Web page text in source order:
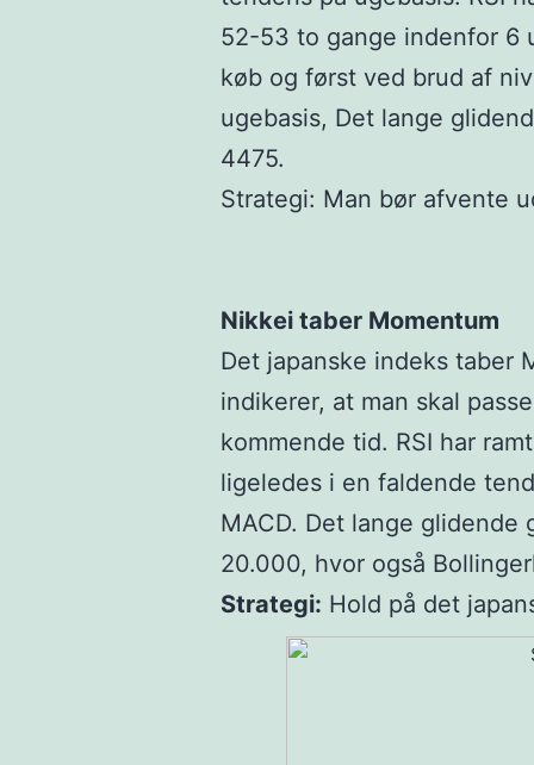
52-53 to gange indenfor 6
køb og først ved brud af
ugebasis, Det lange
4475.
Strategi: Man bør afvente
Nikkei taber Momentum
Det japanske indeks taber
indikerer, at man skal
kommende tid. RSI har
ligeledes i en faldende
MACD. Det lange
20.000, hvor også
Strategi: Hold på det